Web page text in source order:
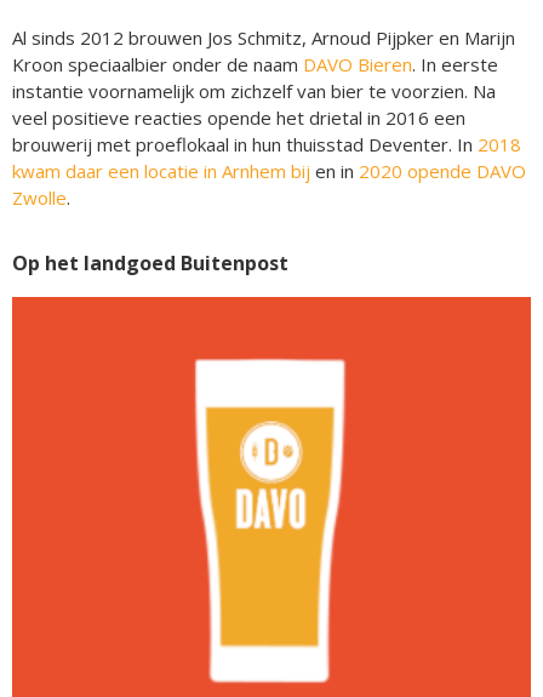
Al sinds 2012 brouwen Jos Schmitz, Arnoud Pijpker en Marijn
Kroon speciaalbier onder de naam DAVO Bieren. In eerste
instantie voornamelijk om zichzelf van bier te voorzien. Na
veel positieve reacties opende het drietal in 2016 een
brouwerij met proeflokaal in hun thuisstad Deventer. In 2018
kwam daar een locatie in Arnhem bij en in 2020 opende DAVO
Zwolle.
Op het landgoed Buitenpost